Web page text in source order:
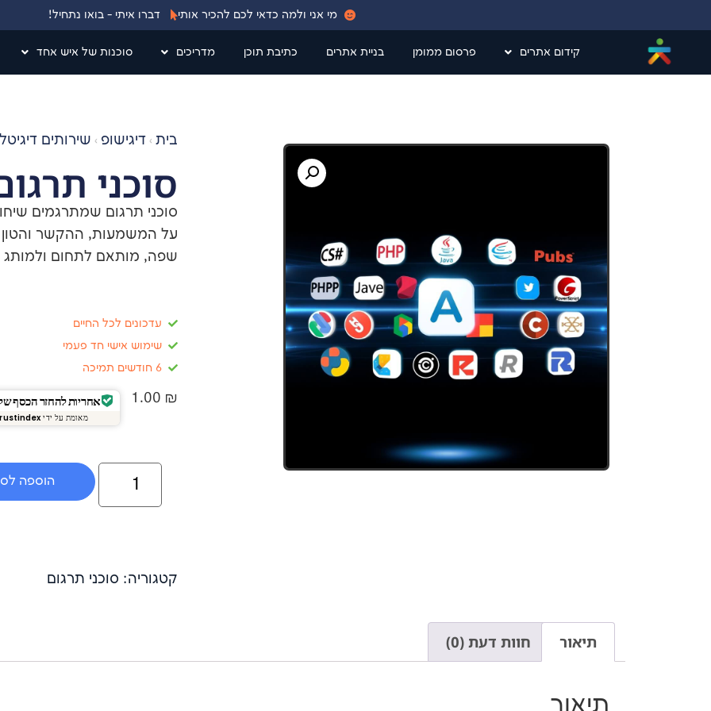
מי אני ולמה כדאי לכם להכיר אותי דברו איתי - בואו נתחיל!
קידום אתרים פרסום ממומן בניית אתרים כתיבת תוכן מדריכים סוכנות של איש אחד
בית › דיגישופ › שירותים
סוכני
סוכני תרגום שמתרגמים
על המשמעות, ההקשר
שפה, מותאם לתחום
עדכונים לכל החיים
שימוש אישי חד פעמי
6 חודשים תמיכה
1.00 ₪ אחריות להחזר הכסף של 14
מאומת על ידי
הוספה
קטגוריה: סוכני תרגום
תיאור חוות דעת (0)
תיאור